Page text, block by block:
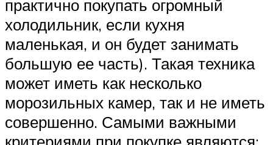
практично покупать огромный
холодильник, если кухня
маленькая, и он будет занимать
большую ее часть). Такая техника
может иметь как несколько
морозильных камер, так и не иметь
совершенно. Самыми важными